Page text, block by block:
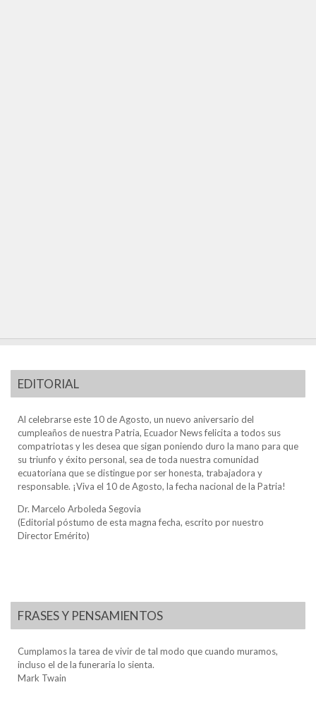
EDITORIAL
Al celebrarse este 10 de Agosto, un nuevo aniversario del
cumpleaños de nuestra Patria, Ecuador News felicita a todos sus
compatriotas y les desea que sigan poniendo duro la mano para que
su triunfo y éxito personal, sea de toda nuestra comunidad
ecuatoriana que se distingue por ser honesta, trabajadora y
responsable. ¡Viva el 10 de Agosto, la fecha nacional de la Patria!
Dr. Marcelo Arboleda Segovia
(Editorial póstumo de esta magna fecha, escrito por nuestro
Director Emérito)
FRASES Y PENSAMIENTOS
Cumplamos la tarea de vivir de tal modo que cuando muramos,
incluso el de la funeraria lo sienta.
Mark Twain